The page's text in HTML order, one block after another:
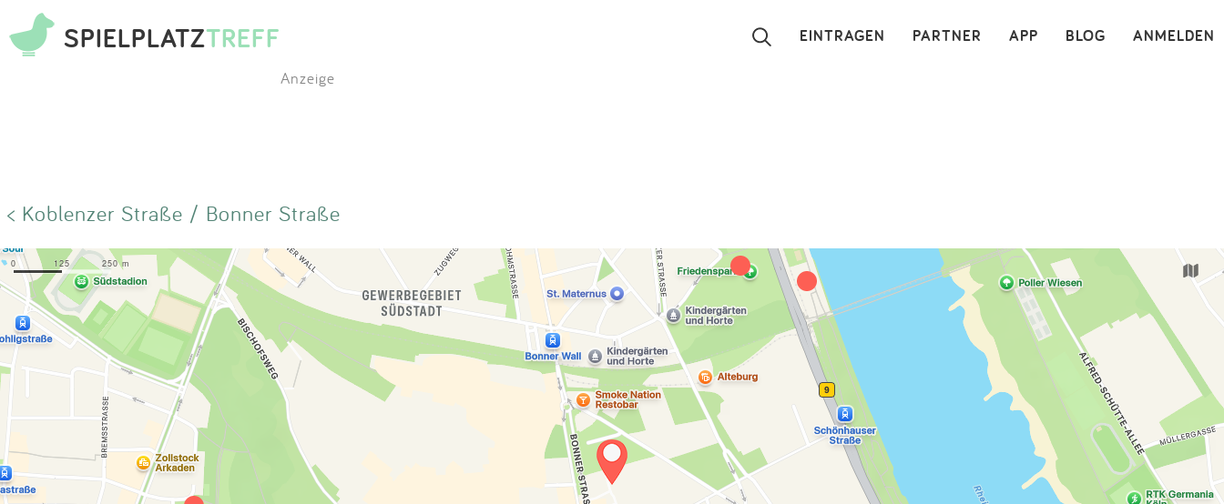
SPIELPLATZTREFF ANMELDEN
BLOG
APP
PARTNER
EINTRAGEN ×
Blog
Partner
Kontakt
Impressum
Anmelden
Anzeige
< Koblenzer Straße / Bonner Straße